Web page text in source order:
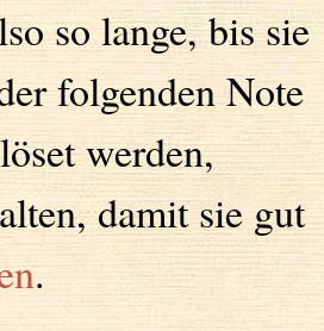
so lange, bis sie
folgenden Note
werden,
damit sie gut
.